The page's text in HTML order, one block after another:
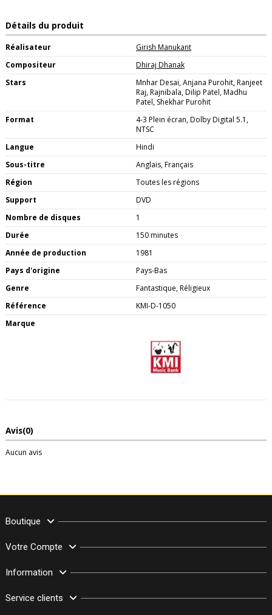
Détails du produit
Réalisateur
Girish Manukant
Compositeur
Dhiraj Dhanak
Stars
Mnhar Desai, Anjana Purohit, Ranjeet
Raj, Rajnibala, Dilip Patel, Madhu
Patel, Shekhar Purohit
Format
4-3 Plein écran, Dolby Digital 5.1,
NTSC
Langue
Hindi
Sous-titre
Anglais, Français
Région
Toutes les régions
Support
DVD
Nombre de disques
1
Durée
150 minutes
Année de production
1981
Pays d'origine
Pays-Bas
Genre
Fantastique, Réligieux
Référence
KMI-D-1050
Marque
Avis(0)
Aucun avis
Boutique
Votre Compte
Information
Service clients